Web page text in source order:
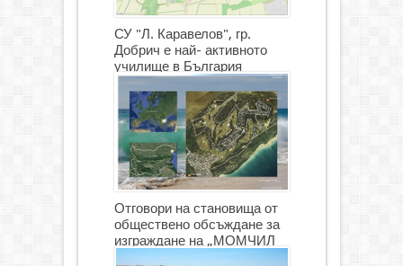
СУ "Л. Каравелов", гр.
Добрич е най- активното
училище в България
Отговори на становища от
обществено обсъждане за
изграждане на „МОМЧИЛ
ГОЛФ И ГОЛФ ИГРИЩЕ”